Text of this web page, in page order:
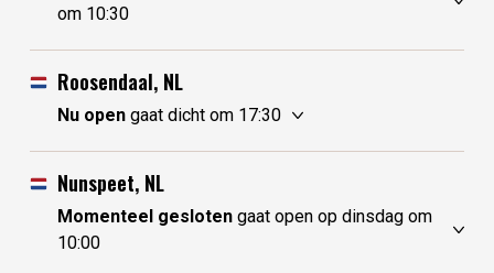
om 10:30
zondag
gesloten
maandag
dinsdag
vrijdag
zaterdag
10:30 - 17:30
Roosendaal, NL
Nu opengaat dicht om 17:30
zondag
10:00 - 17:30
maandag
dinsdag
gesloten
woensdag
Nunspeet, NL
Momenteel geslotengaat open op dinsdag om
10:00